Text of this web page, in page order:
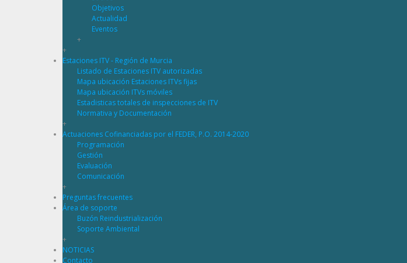
Objetivos
Actualidad
Eventos
+
+
Estaciones ITV - Región de Murcia
Listado de Estaciones ITV autorizadas
Mapa ubicación Estaciones ITVs fijas
Mapa ubicación ITVs móviles
Estadisticas totales de inspecciones de ITV
Normativa y Documentación
+
Actuaciones Cofinanciadas por el FEDER, P.O. 2014-2020
Programación
Gestión
Evaluación
Comunicación
+
Preguntas frecuentes
Área de soporte
Buzón Reindustrialización
Soporte Ambiental
+
NOTICIAS
Contacto